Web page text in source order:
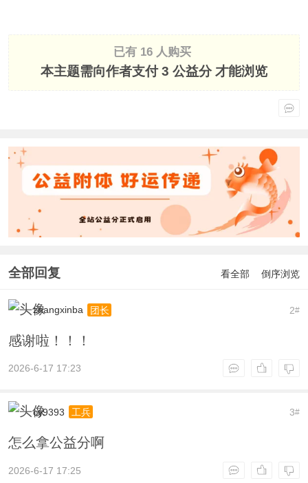
已有 16 人购买
本主题需向作者支付3 公益分才能浏览
全部回复 看全部 倒序浏览
2#
zhangxinba 团长
感谢啦！！！
2026-6-17 17:23
3#
cy9393 工兵
怎么拿公益分啊
2026-6-17 17:25